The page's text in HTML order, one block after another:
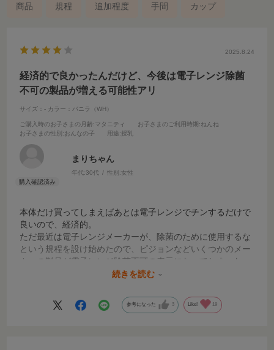
商品 規程 追加程度 手間 カップ
2025.8.24
経済的で良かったんだけど、今後は電子レンジ除菌
不可の製品が増える可能性アリ
サイズ：- カラー：バニラ（WH）
ご購入時のお子さまの月齢:マタニティ お子さまのご利用時期 :ねんね
お子さまの性別 :おんなの子 用途:授乳
まりちゃん
年代:30代 性別:女性
本体だけ買ってしまえばあとは電子レンジでチンするだけで
良いので、経済的。
ただ最近は電子レンジメーカーが、除菌のために使用するな
という規程を設け始めたので、ピジョンなどいくつかのメー
カーの製品が電子レンジ除菌不可の表示になってしまった。
意。少し時間を置いてからの方が良い。
続きを読む
参考になった 3 Like! 19